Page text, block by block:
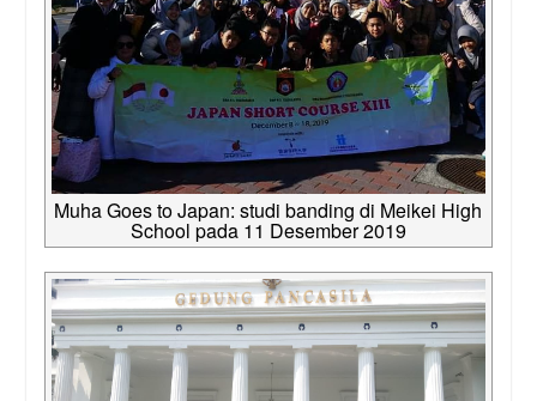
Muha Goes to Japan: studi banding di Meikei High
School pada 11 Desember 2019